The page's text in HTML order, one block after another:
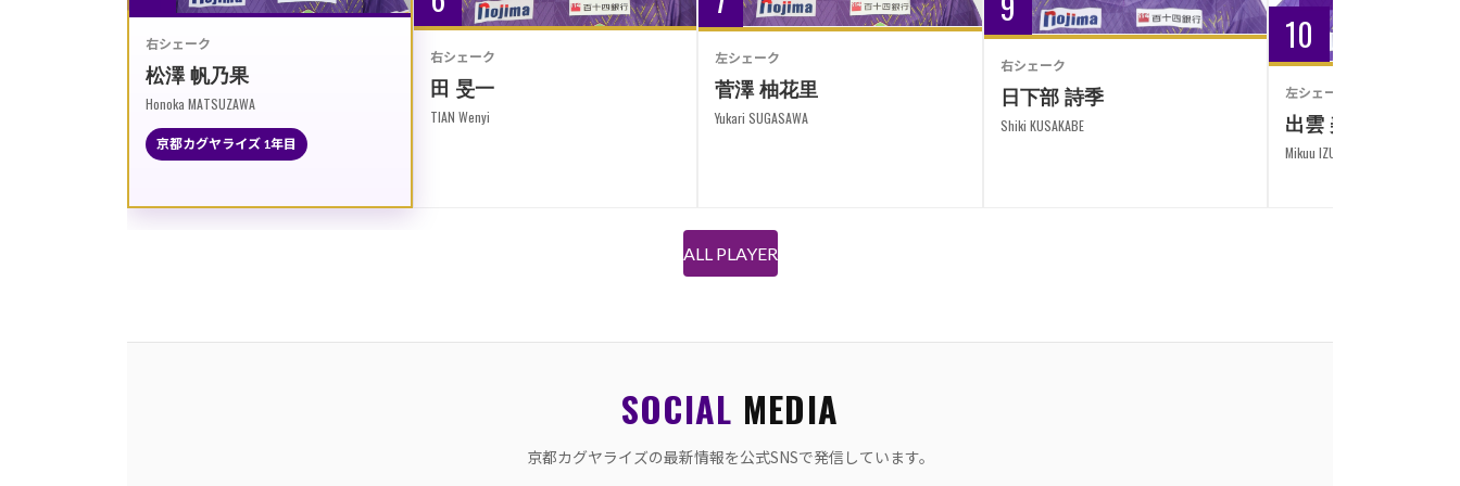
右シェーク
松澤 帆乃果
Honoka MATSUZAWA
京都カグヤライズ 1年目
右シェーク
田 旻一
TIAN Wenyi
左シェーク
菅澤 柚花里
Yukari SUGASAWA
右シェーク
日下部 詩季
Shiki KUSAKABE
10
左シェーク
出雲 美空
Mikuu IZUMO
ALL PLAYER
SOCIAL MEDIA
京都カグヤライズの最新情報を公式SNSで発信しています。